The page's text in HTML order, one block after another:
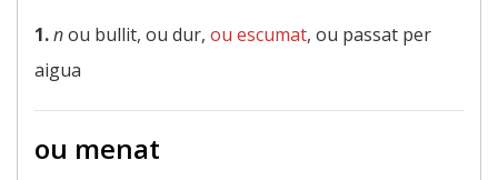
1.nou bullit, ou dur, ou escumat, ou passat per
aigua
ou menat